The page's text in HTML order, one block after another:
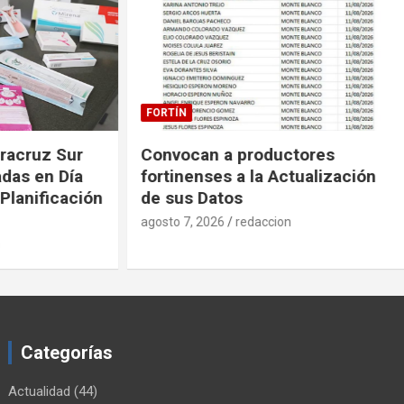
Sur
Día
FORTÍN
Convocan a productores
fortinenses a la Actualización
de sus Datos
agosto 7, 2026 redaccion
Categorías
Actualidad (44)